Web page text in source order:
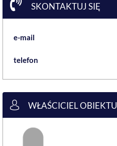
SKONTAKTUJ SIĘ
e-mail
telefon
WŁAŚCICIEL OBIEKTU